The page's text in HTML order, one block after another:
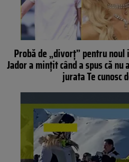
Probă de „divorț” pentru
Jador a mințit când a spus că
jurata Te cunosc